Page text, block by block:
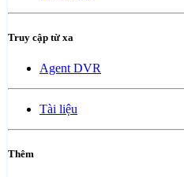
Truy cập từ xa
Agent DVR
Tài liệu
Thêm